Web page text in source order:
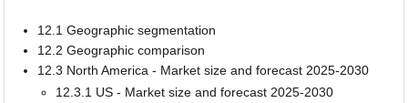
12.1 Geographic segmentation
12.2 Geographic comparison
12.3 North America - Market size and forecast 2025-2030
12.3.1 US - Market size and forecast 2025-2030